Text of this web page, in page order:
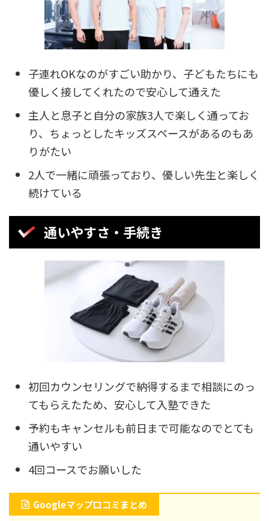
子連れOKなのがすごい助かり、子どもたちにも
優しく接してくれたので安心して通えた
主人と息子と自分の家族3人で楽しく通ってお
り、ちょっとしたキッズスペースがあるのもあ
りがたい
2人で一緒に頑張っており、優しい先生と楽しく
続けている
通いやすさ・手続き
初回カウンセリングで納得するまで相談にのっ
てもらえたため、安心して入塾できた
予約もキャンセルも前日まで可能なのでとても
通いやすい
4回コースでお願いした
Googleマップ口コミまとめ